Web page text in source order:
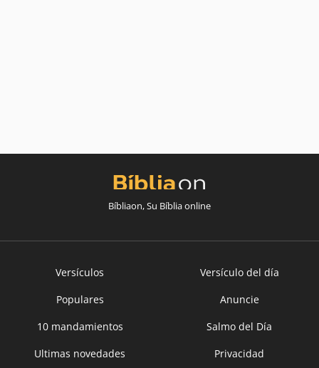
Bíbliaon, Su Bíblia online
Versículos
Versículo del día
Populares
Anuncie
10 mandamientos
Salmo del Día
Ultimas novedades
Privacidad